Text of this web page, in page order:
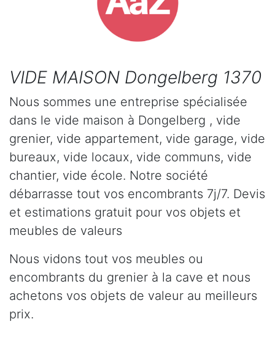
VIDE MAISON Dongelberg 1370
Nous sommes une entreprise spécialisée
dans le vide maison à Dongelberg , vide
grenier, vide appartement, vide garage, vide
bureaux, vide locaux, vide communs, vide
chantier, vide école. Notre société
débarrasse tout vos encombrants 7j/7. Devis
et estimations gratuit pour vos objets et
meubles de valeurs
Nous vidons tout vos meubles ou
encombrants du grenier à la cave et nous
achetons vos objets de valeur au meilleurs
prix.